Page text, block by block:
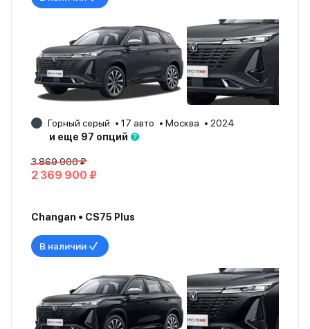
Горный серый 17 авто Москва
2024
и еще 97 опций
3 869 900 ₽
2 369 900 ₽
Changan • CS75 Plus
В наличии